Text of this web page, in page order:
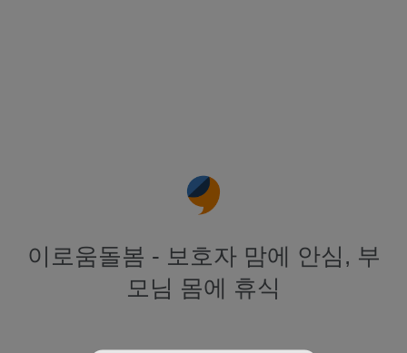
이로움돌봄 - 보호자 맘에 안심, 부
모님 몸에 휴식